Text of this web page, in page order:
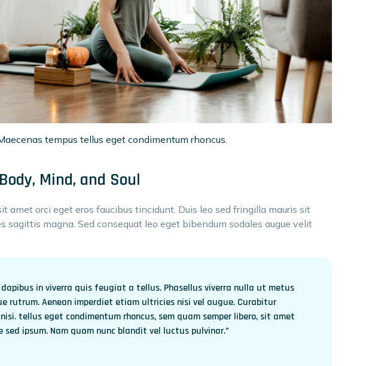
tempus tellus eget condimentum rhoncus.
Mind, and Soul
amet orci eget eros faucibus tincidunt. Duis leo sed fringilla mauris sit
sagittis magna. Sed consequat leo eget bibendum sodales augue velit
in viverra quis feugiat a tellus. Phasellus viverra nulla ut metus
rutrum. Aenean imperdiet etiam ultricies nisi vel augue. Curabitur
tellus eget condimentum rhoncus, sem quam semper libero, sit amet
sed ipsum. Nam quam nunc blandit vel luctus pulvinar.”